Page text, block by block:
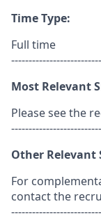
Time Type:
Full time
Most Relevant
Please see the
Other Relevant
For
contact the